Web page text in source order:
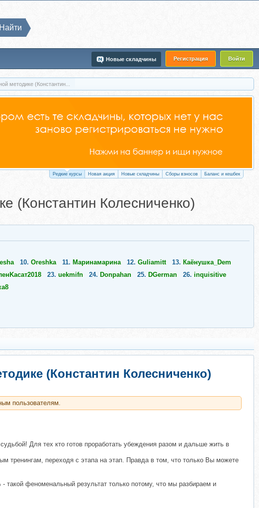
Регистрация Войти
Новые складчины
Найти
методике (Константин...
Редкие курсы Новая акция Новые складчины Сборы взносов Баланс и кешбек
(Константин Колесниченко)
10. Oreshka 11. Маринамарина 12. Guliamitt 13. Каёнушка_Dem
23. uekmifn 24. Donpahan 25. DGerman 26. inquisitive
(Константин Колесниченко)
пользователям.
Для тех кто готов проработать убеждения разом и дальше жить в
тренингам, переходя с этапа на этап. Правда в том, что только Вы можете
такой феноменальный результат только потому, что мы разбираем и